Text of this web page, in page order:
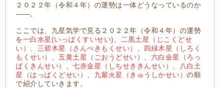
２０２２年（令和４年）の運勢は一体どうなっているのか
――。
ここでは、九星気学で見る２０２２年（令和４年）の運勢
を一白水星(いっぱくすいせい)
二黒土星（じこくどせ
い）
三碧木星（さんぺきもくせい）
四緑木星（しろく
もくせい）
、五黄土星（ごおうどせい）
六白金星（ろっ
ぱくきんせい）
、七赤金星（しちせききんせい）
八白土
星（はっぱくどせい）
九紫火星（きゅうしかせい）の順
で紹介していきます。